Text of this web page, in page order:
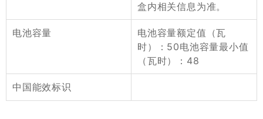
盒内相关信息为准。
电池容量
电池容量额定值（瓦
时）：50电池容量最小值
（瓦时）：48
中国能效标识